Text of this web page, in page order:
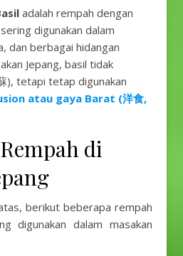
adalah rempah dengan
digunakan dalam
dan berbagai hidangan
Jepang, basil tidak
), tetapi tetap digunakan
atau gaya Barat (洋食,
di
berikut beberapa rempah
digunakan dalam masakan